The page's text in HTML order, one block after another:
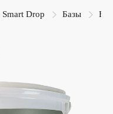
Smart Drop Базы